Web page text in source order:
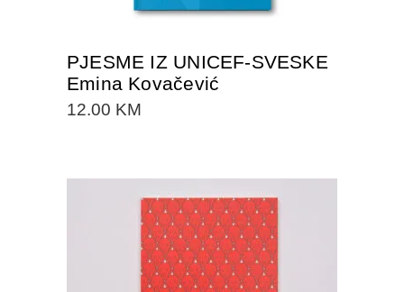
PJESME IZ UNICEF-SVESKE
Emina Kovačević
12.00 KM